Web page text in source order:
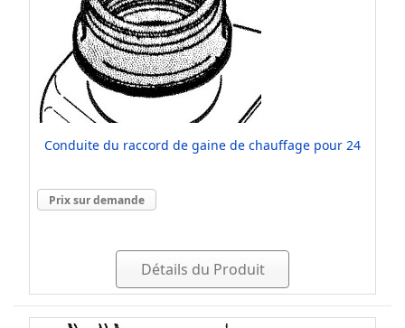
Conduite du raccord de gaine de chauffage pour 24
Prix sur demande
Détails du Produit